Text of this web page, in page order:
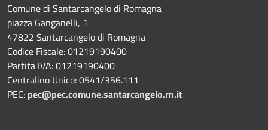
Comune di Santarcangelo di Romagna
piazza Ganganelli, 1
47822 Santarcangelo di Romagna
Codice Fiscale: 01219190400
Partita IVA: 01219190400
Centralino Unico: 0541/356.111
PEC: pec@pec.comune.santarcangelo.rn.it